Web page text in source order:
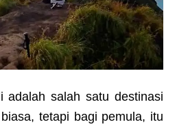
adalah salah satu destinasi
tetapi bagi pemula, itu